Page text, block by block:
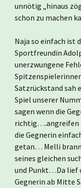
unnötig „hinaus
schon zu machen
Naja so einfach ist
Sportfreundin
unerzwungene
Satzrückstand sah
Spiel unserer
sagen wenn die
richtig….angreifen
die Gegnerin
getan… Melli
seines gleichen
und Punkt…Da lief
Gegnerin ab Mitte